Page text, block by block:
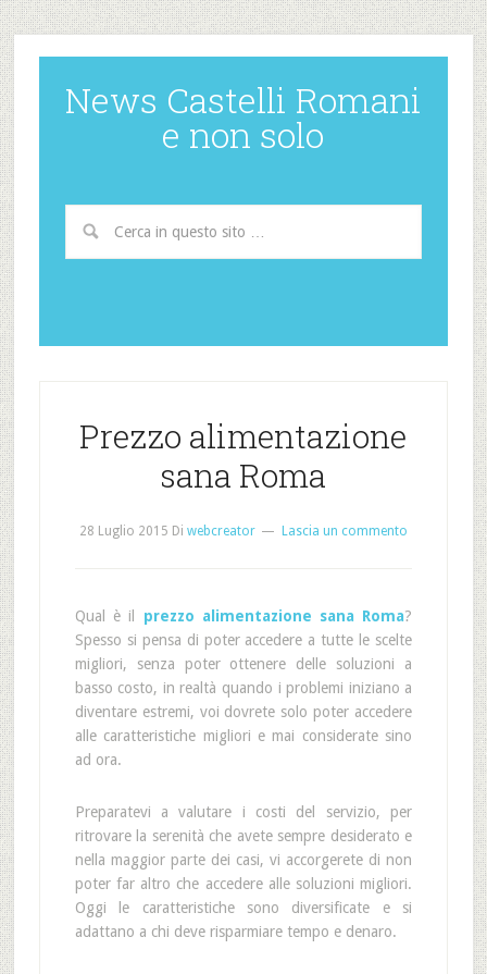
News Castelli Romani
e non solo
Prezzo alimentazione
sana Roma
28 Luglio 2015 Di webcreator Lascia un commento
Qual è il prezzo alimentazione sana Roma?
Spesso si pensa di poter accedere a tutte le scelte
migliori, senza poter ottenere delle soluzioni a
basso costo, in realtà quando i problemi iniziano a
diventare estremi, voi dovrete solo poter accedere
alle caratteristiche migliori e mai considerate sino
ad ora.
Preparatevi a valutare i costi del servizio, per
ritrovare la serenità che avete sempre desiderato e
nella maggior parte dei casi, vi accorgerete di non
poter far altro che accedere alle soluzioni migliori.
Oggi le caratteristiche sono diversificate e si
adattano a chi deve risparmiare tempo e denaro.